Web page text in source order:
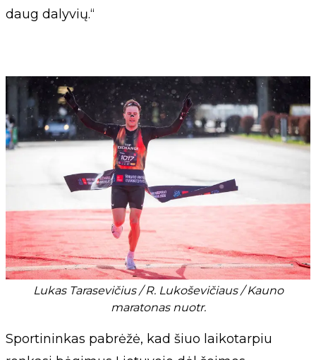
daug dalyvių.“
Lukas Tarasevičius / R. Lukoševičiaus / Kauno
maratonas nuotr.
Sportininkas pabrėžė, kad šiuo laikotarpiu